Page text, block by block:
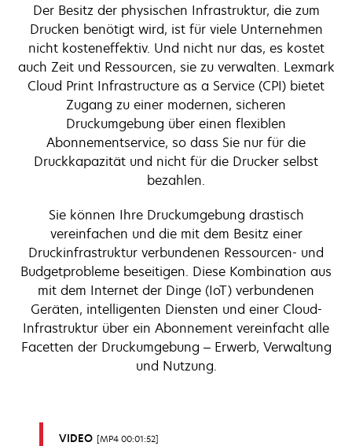
Der Besitz der physischen Infrastruktur, die zum
Drucken benötigt wird, ist für viele Unternehmen
nicht kosteneffektiv. Und nicht nur das, es kostet
auch Zeit und Ressourcen, sie zu verwalten. Lexmark
Cloud Print Infrastructure as a Service (CPI) bietet
Zugang zu einer modernen, sicheren
Druckumgebung über einen flexiblen
Abonnementservice, so dass Sie nur für die
Druckkapazität und nicht für die Drucker selbst
bezahlen.
Sie können Ihre Druckumgebung drastisch
vereinfachen und die mit dem Besitz einer
Druckinfrastruktur verbundenen Ressourcen- und
Budgetprobleme beseitigen. Diese Kombination aus
mit dem Internet der Dinge (IoT) verbundenen
Geräten, intelligenten Diensten und einer Cloud-
Infrastruktur über ein Abonnement vereinfacht alle
Facetten der Druckumgebung – Erwerb, Verwaltung
und Nutzung.
VIDEO MP4 00:01:52